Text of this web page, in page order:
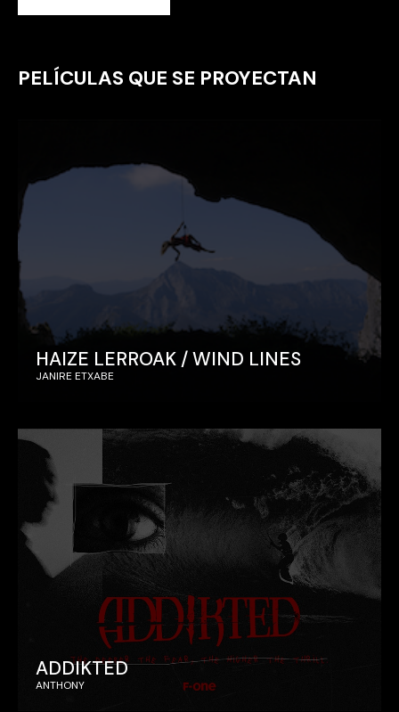
PELÍCULAS QUE SE PROYECTAN
HAIZE LERROAK / WIND LINES
JANIRE ETXABE
ADDIKTED
ANTHONY